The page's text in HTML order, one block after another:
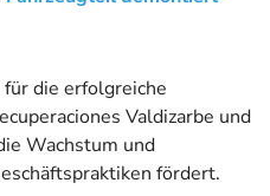
die erfolgreiche
Valdizarbe und
Wachstum und
fördert.